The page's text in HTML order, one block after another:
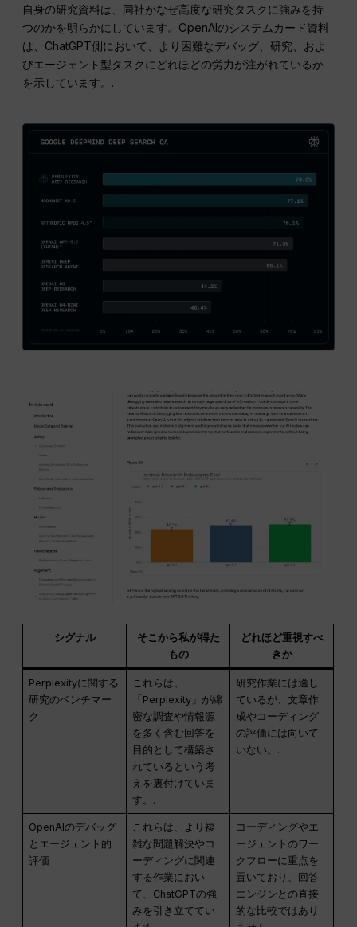
自身の研究資料は、同社がなぜ高度な研究タスクに強みを持
つのかを明らかにしています。OpenAIのシステムカード資料
は、ChatGPT側において、より困難なデバッグ、研究、およ
びエージェント型タスクにどれほどの労力が注がれているか
を示しています。.
シグナル
そこから私が得た
もの
どれほど重視すべ
きか
Perplexityに関する
研究のベンチマー
ク
これらは、
「Perplexity」が綿
密な調査や情報源
を多く含む回答を
目的として構築さ
れているという考
えを裏付けていま
す。.
研究作業には適し
ているが、文章作
成やコーディング
の評価には向いて
いない。.
OpenAIのデバッグ
とエージェント的
評価
これらは、より複
雑な問題解決やコ
ーディングに関連
する作業におい
て、ChatGPTの強
みを引き立ててい
コーディングやエ
ージェントのワー
クフローに重点を
置いており、回答
エンジンとの直接
的な比較ではあり